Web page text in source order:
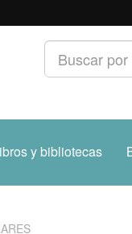
y bibliotecas